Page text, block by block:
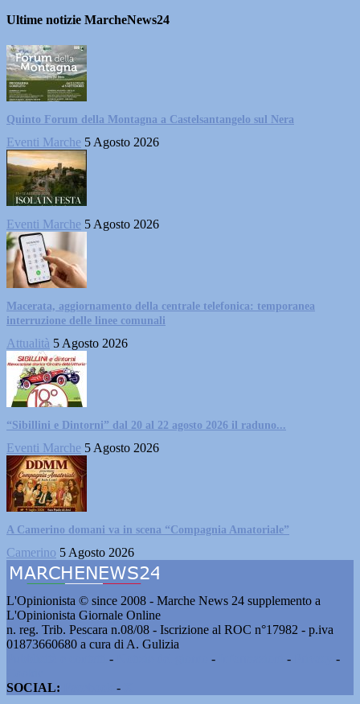
Ultime notizie MarcheNews24
Quinto Forum della Montagna a Castelsantangelo sul Nera
Eventi Marche 5 Agosto 2026
Eventi Marche 5 Agosto 2026
Macerata, aggiornamento della centrale telefonica: temporanea
interruzione delle linee comunali
Attualità 5 Agosto 2026
“Sibillini e Dintorni” dal 20 al 22 agosto 2026 il raduno...
Eventi Marche 5 Agosto 2026
A Camerino domani va in scena “Compagnia Amatoriale”
Camerino 5 Agosto 2026
L'Opinionista © since 2008 - Marche News 24 supplemento a
L'Opinionista Giornale Online
n. reg. Trib. Pescara n.08/08 - Iscrizione al ROC n°17982 - p.iva
01873660680 a cura di A. Gulizia
- - -
-
SOCIAL:
-